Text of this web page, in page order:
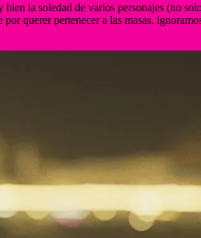
bien la soledad de varios personajes (no
querer pertenecer a las masas,